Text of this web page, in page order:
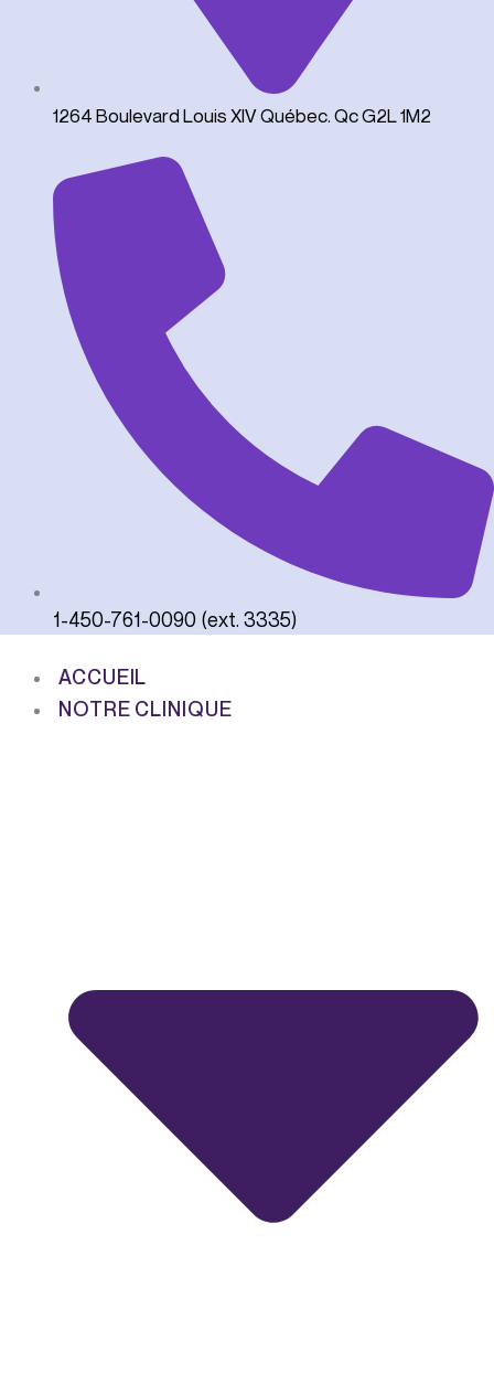
1264 Boulevard Louis XIV Québec. Qc G2L 1M2
1-450-761-0090 (ext. 3335)
ACCUEIL
NOTRE CLINIQUE